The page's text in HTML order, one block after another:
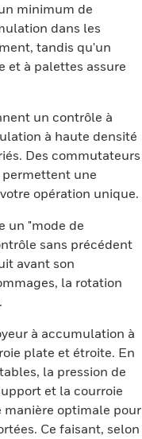
minimum de
dans les
tandis qu'un
et à palettes assure
un contrôle à
à haute densité
Des commutateurs
une
opération unique.
un "mode de
sans précédent
avant son
la rotation
à accumulation à
plate et étroite. En
la pression de
et la courroie
optimale pour
Ce faisant, selon